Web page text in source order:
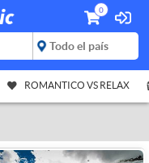
0
ROMANTICO VS RELAX